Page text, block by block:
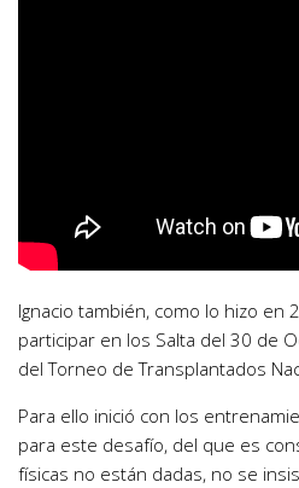
Ignacio también, como lo hizo
participar en los Salta del 30 de
del Torneo de Transplantados
Para ello inició con los
para este desafío, del que es
físicas no están dadas, no se